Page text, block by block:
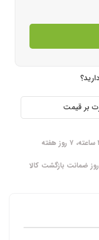
بر قیمت
ضمانت بازگشت کالا